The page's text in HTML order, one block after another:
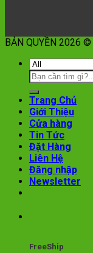
BẢN QUYỀN 2026 ©
Trang Chủ
Giới Thiệu
Cửa hàng
Tin Tức
Đặt Hàng
Liên Hệ
Đăng nhập
Newsletter
FreeShip